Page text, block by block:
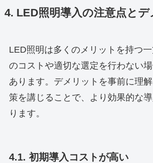
4. LED照明導入の注意点とデ
LED照明は多くのメリットを持つ
のコストや適切な選定を行わない
あります。デメリットを事前に理
策を講じることで、より効果的な
ります。
4.1. 初期導入コストが高い